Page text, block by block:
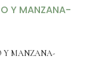
Y MANZANA-